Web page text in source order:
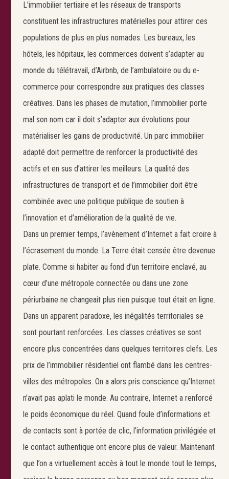
L’immobilier tertiaire et les réseaux de transports
constituent les infrastructures matérielles pour attirer ces
populations de plus en plus nomades. Les bureaux, les
hôtels, les hôpitaux, les commerces doivent s’adapter au
monde du télétravail, d’Airbnb, de l’ambulatoire ou du e-
commerce pour correspondre aux pratiques des classes
créatives. Dans les phases de mutation, l’immobilier porte
mal son nom car il doit s’adapter aux évolutions pour
matérialiser les gains de productivité. Un parc immobilier
adapté doit permettre de renforcer la productivité des
actifs et en sus d’attirer les meilleurs. La qualité des
infrastructures de transport et de l’immobilier doit être
combinée avec une politique publique de soutien à
l’innovation et d’amélioration de la qualité de vie.
Dans un premier temps, l’avènement d’Internet a fait croire à
l’écrasement du monde. La Terre était censée être devenue
plate. Comme si habiter au fond d’un territoire enclavé, au
cœur d’une métropole connectée ou dans une zone
périurbaine ne changeait plus rien puisque tout était en ligne.
Dans un apparent paradoxe, les inégalités territoriales se
sont pourtant renforcées. Les classes créatives se sont
encore plus concentrées dans quelques territoires clefs. Les
prix de l’immobilier résidentiel ont flambé dans les centres-
villes des métropoles. On a alors pris conscience qu’Internet
n’avait pas aplati le monde. Au contraire, Internet a renforcé
le poids économique du réel. Quand foule d’informations et
de contacts sont à portée de clic, l’information privilégiée et
le contact authentique ont encore plus de valeur. Maintenant
que l’on a virtuellement accès à tout le monde tout le temps,